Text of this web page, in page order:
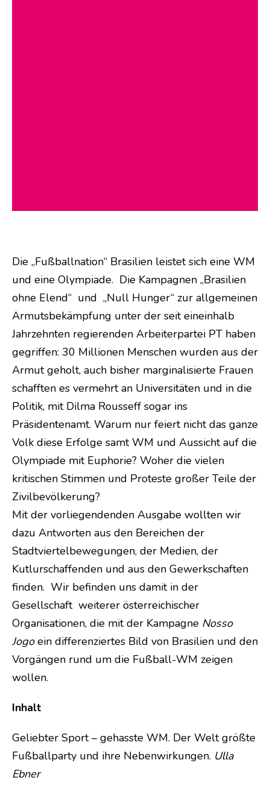
Die „Fußballnation“ Brasilien leistet sich eine WM
und eine Olympiade. Die Kampagnen „Brasilien
ohne Elend“ und „Null Hunger“ zur allgemeinen
Armutsbekämpfung unter der seit eineinhalb
Jahrzehnten regierenden Arbeiterpartei PT haben
gegriffen: 30 Millionen Menschen wurden aus der
Armut geholt, auch bisher marginalisierte Frauen
schafften es vermehrt an Universitäten und in die
Politik, mit Dilma Rousseff sogar ins
Präsidentenamt. Warum nur feiert nicht das ganze
Volk diese Erfolge samt WM und Aussicht auf die
Olympiade mit Euphorie? Woher die vielen
kritischen Stimmen und Proteste großer Teile der
Zivilbevölkerung?
Mit der vorliegendenden Ausgabe wollten wir
dazu Antworten aus den Bereichen der
Stadtviertelbewegungen, der Medien, der
Kutlurschaffenden und aus den Gewerkschaften
finden. Wir befinden uns damit in der
Gesellschaft weiterer österreichischer
Organisationen, die mit der Kampagne Nosso
Jogoein differenziertes Bild von Brasilien und den
Vorgängen rund um die Fußball-WM zeigen
wollen.
Inhalt
Geliebter Sport – gehasste WM. Der Welt größte
Fußballparty und ihre Nebenwirkungen. Ulla
Ebner